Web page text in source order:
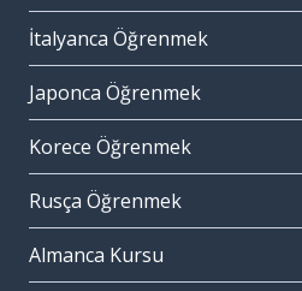
İtalyanca Öğrenmek
Japonca Öğrenmek
Korece Öğrenmek
Rusça Öğrenmek
Almanca Kursu